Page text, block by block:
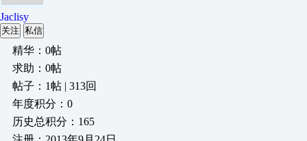
Jaclisy
关注 私信
精华：0帖
求助：0帖
帖子：1帖 | 313回
年度积分：0
历史总积分：165